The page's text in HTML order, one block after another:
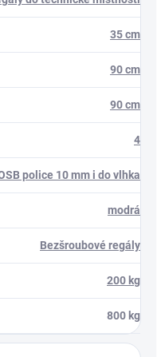
35 cm
90 cm
90 cm
4
police 10 mm i do vlhka
modrá
Bezšroubové regály
200 kg
800 kg